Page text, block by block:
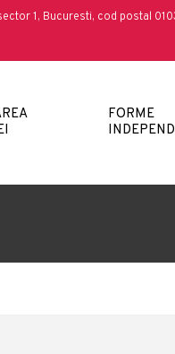
1, Bucuresti, cod postal
FORME